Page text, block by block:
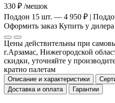
330 ₽ /мешок
Поддон 15 шт. — 4 950 ₽ |
Оформить заказ Купить у дилера
Цены действительны при
г.Арзамас, Нижегородской
скидки, уточняйте у
кратно палетам
Описание и характеристики
Доставка и оплата
Гарантии